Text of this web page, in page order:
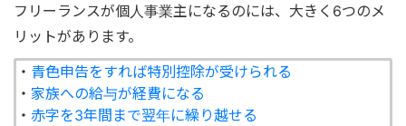
フリーランスが個人事業主になるのには、大きく6つのメ
リットがあります。
・ 青色申告をすれば特別控除が受けられる
・ 家族への給与が経費になる
・ 赤字を3年間まで翌年に繰り越せる